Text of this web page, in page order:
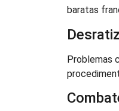
baratas
Problemas